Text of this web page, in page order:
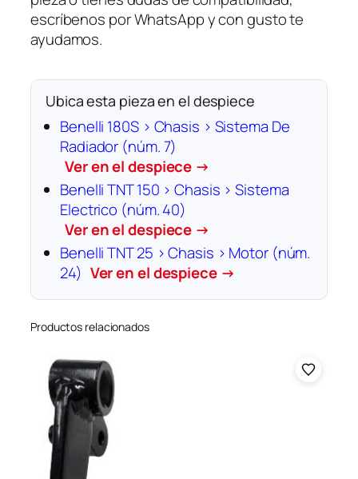
escríbenos por WhatsApp y con gusto te
ayudamos.
Ubica esta pieza en el despiece
Benelli 180S › Chasis › Sistema De
Radiador (núm. 7)
Ver en el despiece →
Benelli TNT 150 › Chasis › Sistema
Electrico (núm. 40)
Ver en el despiece →
Benelli TNT 25 › Chasis › Motor (núm.
24) Ver en el despiece →
Productos relacionados